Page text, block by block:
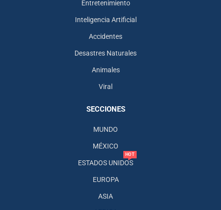
Entretenimiento
Inteligencia Artificial
Accidentes
Desastres Naturales
Animales
Viral
SECCIONES
MUNDO
MÉXICO
ESTADOS UNIDOS
HOT
EUROPA
ASIA